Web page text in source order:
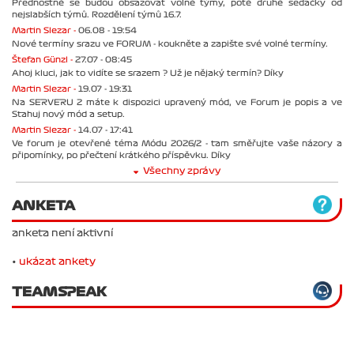
Přednostně se budou obsazovat volné týmy, poté druhé sedačky od
nejslabších týmů. Rozdělení týmů 16.7.
Martin Slezar - 06.08 - 19:54
Nové termíny srazu ve FORUM - koukněte a zapište své volné termíny.
Štefan Günzl - 27.07 - 08:45
Ahoj kluci, jak to vidíte se srazem ? Už je nějaký termín? Díky
Martin Slezar - 19.07 - 19:31
Na SERVERU 2 máte k dispozici upravený mód, ve Forum je popis a ve
Stahuj nový mód a setup.
Martin Slezar - 14.07 - 17:41
Ve forum je otevřené téma Módu 2026/2 - tam směřujte vaše názory a
připomínky, po přečtení krátkého příspěvku. Díky
Všechny zprávy
ANKETA
anketa není aktivní
• ukázat ankety
TEAMSPEAK